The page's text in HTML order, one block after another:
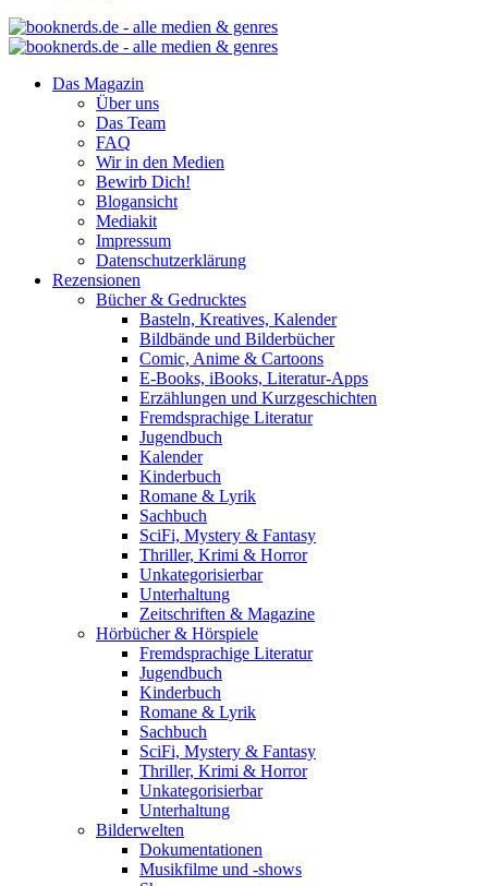
Das Magazin
Über uns
Das Team
FAQ
Wir in den Medien
Bewirb Dich!
Blogansicht
Mediakit
Impressum
Datenschutzerklärung
Rezensionen
Bücher & Gedrucktes
Basteln, Kreatives, Kalender
Bildbände und Bilderbücher
Comic, Anime & Cartoons
E-Books, iBooks, Literatur-Apps
Erzählungen und Kurzgeschichten
Fremdsprachige Literatur
Jugendbuch
Kalender
Kinderbuch
Romane & Lyrik
Sachbuch
SciFi, Mystery & Fantasy
Thriller, Krimi & Horror
Unkategorisierbar
Unterhaltung
Zeitschriften & Magazine
Hörbücher & Hörspiele
Fremdsprachige Literatur
Jugendbuch
Kinderbuch
Romane & Lyrik
Sachbuch
SciFi, Mystery & Fantasy
Thriller, Krimi & Horror
Unkategorisierbar
Unterhaltung
Bilderwelten
Dokumentationen
Musikfilme und -shows